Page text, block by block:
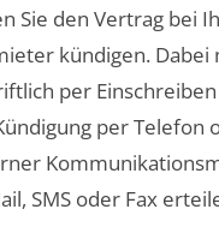
Sie den Vertrag bei
kündigen. Dabei
per
per Telefon
SMS oder Fax